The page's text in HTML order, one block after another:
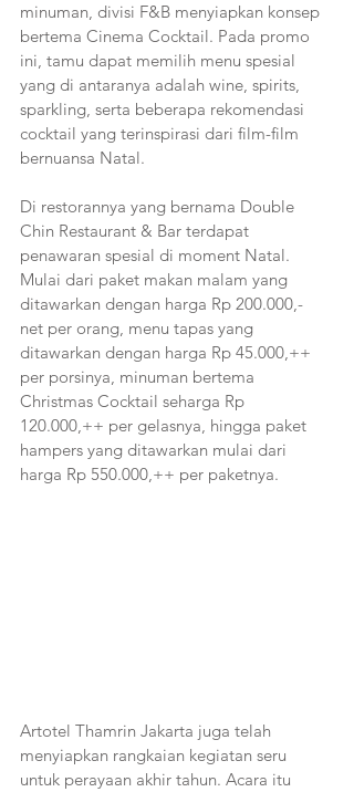
minuman, divisi F&B menyiapkan konsep
bertema Cinema Cocktail. Pada promo
ini, tamu dapat memilih menu spesial
yang di antaranya adalah wine, spirits,
sparkling, serta beberapa rekomendasi
cocktail yang terinspirasi dari film-film
bernuansa Natal.
Di restorannya yang bernama Double
Chin Restaurant & Bar terdapat
penawaran spesial di moment Natal.
Mulai dari paket makan malam yang
ditawarkan dengan harga Rp 200.000,-
net per orang, menu tapas yang
ditawarkan dengan harga Rp 45.000,++
per porsinya, minuman bertema
Christmas Cocktail seharga Rp
120.000,++ per gelasnya, hingga paket
hampers yang ditawarkan mulai dari
harga Rp 550.000,++ per paketnya.
Artotel Thamrin Jakarta juga telah
menyiapkan rangkaian kegiatan seru
untuk perayaan akhir tahun. Acara itu